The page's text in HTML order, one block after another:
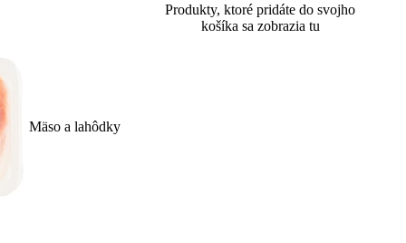
Mäso a lahôdky
Produkty, ktoré pridáte do svojho
košíka sa zobrazia tu